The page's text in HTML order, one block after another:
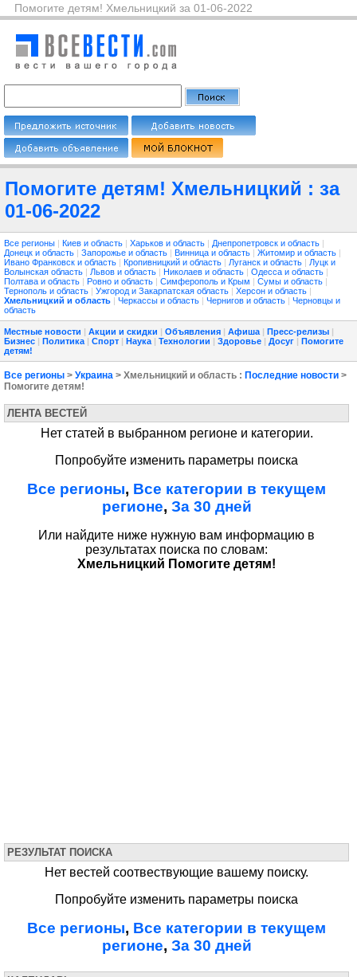
Помогите детям! Хмельницкий за 01-06-2022
Помогите детям! Хмельницкий : за
01-06-2022
Все регионы | Киев и область | Харьков и область | Днепропетровск и область |
Донецк и область | Запорожье и область | Винница и область | Житомир и область |
Ивано Франковск и область | Кропивницкий и область | Луганск и область | Луцк и
Волынская область | Львов и область | Николаев и область | Одесса и область |
Полтава и область | Ровно и область | Симферополь и Крым | Сумы и область |
Тернополь и область | Ужгород и Закарпатская область | Херсон и область |
Хмельницкий и область | Черкассы и область | Чернигов и область | Черновцы и
область
Местные новости | Акции и скидки | Объявления | Афиша | Пресс-релизы |
Бизнес | Политика | Спорт | Наука | Технологии | Здоровье | Досуг | Помогите
детям!
Все регионы > Украина > Хмельницкий и область : Последние новости >
Помогите детям!
ЛЕНТА ВЕСТЕЙ
Нет статей в выбранном регионе и категории.
Попробуйте изменить параметры поиска
Все регионы, Все категории в текущем
регионе, За 30 дней
Или найдите ниже нужную вам информацию в
результатах поиска по словам:
Хмельницкий Помогите детям!
РЕЗУЛЬТАТ ПОИСКА
Нет вестей соотвествующие вашему поиску.
Попробуйте изменить параметры поиска
Все регионы, Все категории в текущем
регионе, За 30 дней